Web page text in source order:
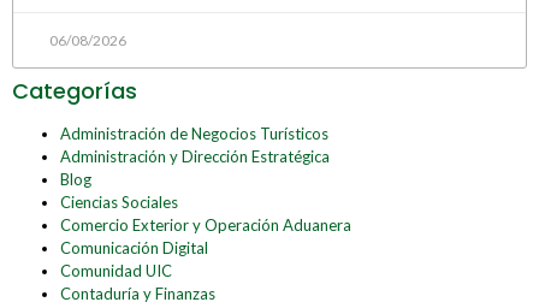
06/08/2026
Categorías
Administración de Negocios Turísticos
Administración y Dirección Estratégica
Blog
Ciencias Sociales
Comercio Exterior y Operación Aduanera
Comunicación Digital
Comunidad UIC
Contaduría y Finanzas